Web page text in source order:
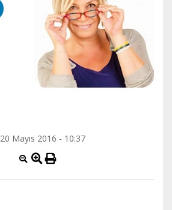
20 Mayıs 2016 - 10:37